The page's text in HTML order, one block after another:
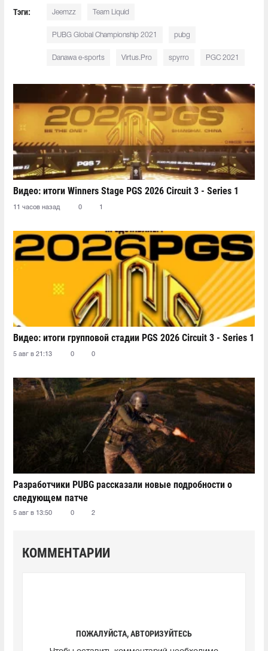
Тэги: Jeemzz Team Liquid
PUBG Global Championship 2021 pubg
Danawa e-sports Virtus.Pro spyrro PGC 2021
Видео: итоги Winners Stage PGS 2026 Circuit 3 - Series 1
11 часов назад 0 1
Видео: итоги групповой стадии PGS 2026 Circuit 3 - Series 1
5 авг в 21:13 0 0
Разработчики PUBG рассказали новые подробности о
следующем патче
5 авг в 13:50 0 2
КОММЕНТАРИИ
ПОЖАЛУЙСТА, АВТОРИЗУЙТЕСЬ